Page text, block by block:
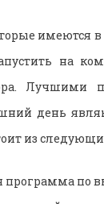
имеются
на
Лучшими
день
из
программа по